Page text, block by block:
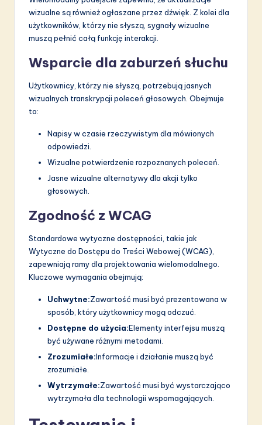
wizualne są również ogłaszane przez dźwięk. Z kolei dla
użytkowników, którzy nie słyszą, sygnały wizualne
muszą pełnić całą funkcję interakcji.
Wsparcie dla zaburzeń słuchu
Użytkownicy, którzy nie słyszą, potrzebują jasnych
wizualnych transkrypcji poleceń głosowych. Obejmuje
to:
Napisy w czasie rzeczywistym dla mówionych
odpowiedzi.
Wizualne potwierdzenie rozpoznanych poleceń.
Jasne wizualne alternatywy dla akcji tylko
głosowych.
Zgodność z WCAG
Standardowe wytyczne dostępności, takie jak
Wytyczne do Dostępu do Treści Webowej (WCAG),
zapewniają ramy dla projektowania wielomodalnego.
Kluczowe wymagania obejmują:
Uchwytne:Zawartość musi być prezentowana w
sposób, który użytkownicy mogą odczuć.
Dostępne do użycia:Elementy interfejsu muszą
być używane różnymi metodami.
Zrozumiałe:Informacje i działanie muszą być
zrozumiałe.
Wytrzymałe:Zawartość musi być wystarczająco
wytrzymała dla technologii wspomagających.